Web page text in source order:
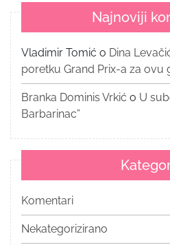
Najnoviji
Vladimir Tomić o Dina
poretku Grand Prix-a za ovu
Branka Dominis Vrkić o U
Barbarinac”
Komentari
Nekategorizirano